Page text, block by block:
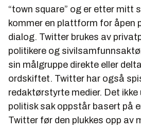
“town square” og er etter mitt
kommer en plattform for åpen
dialog. Twitter brukes av
politikere og
sin målgruppe direkte eller
ordskiftet. Twitter har også
redaktørstyrte medier. Det ikke
politisk sak oppstår basert på
Twitter før den plukkes opp av